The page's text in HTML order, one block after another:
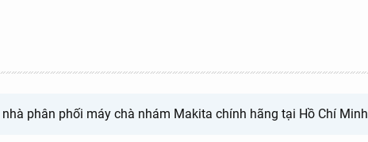
phân phối máy chà nhám Makita chính hãng tại Hồ Chí Minh